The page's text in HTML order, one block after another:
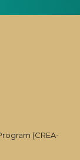
(CREA-